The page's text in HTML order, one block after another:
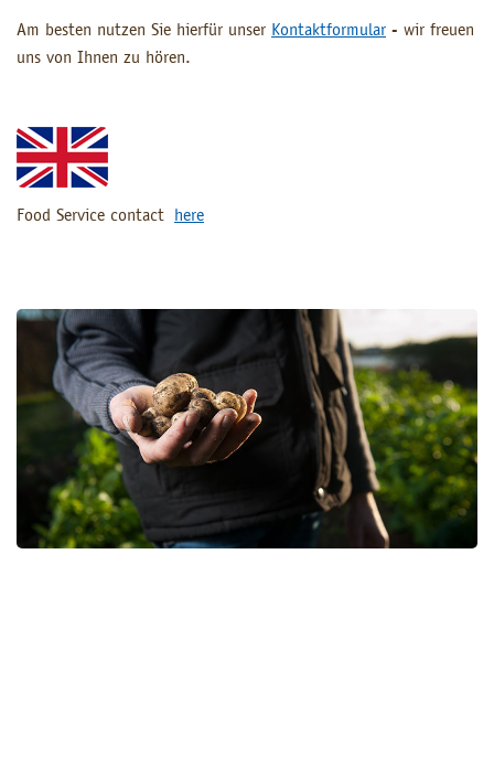
Am besten nutzen Sie hierfür unser Kontaktformular - wir freuen
uns von Ihnen zu hören.
Food Service contact here